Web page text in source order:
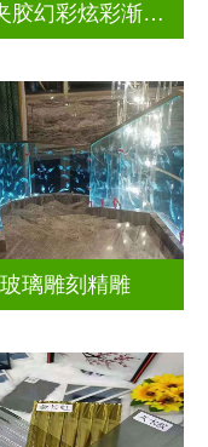
艺术夹胶幻彩炫彩渐变玻璃
玻璃雕刻精雕